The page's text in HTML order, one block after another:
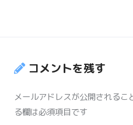
コメントを残す
メールアドレスが公開されるこ
る欄は必須項目です